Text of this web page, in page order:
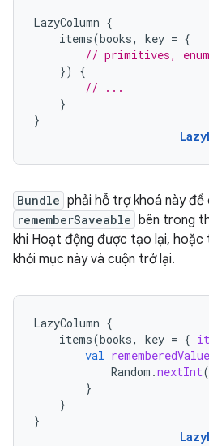
LazyColumn {
items(books, key = {
// primitives,
})
{
// ...
}
}
Bundle phải hỗ trợ khoá này
rememberSaveable bên trong
khi Hoạt động được tạo lại, hoặc
khỏi mục này và cuộn trở lại.
LazyColumn {
items(books, key = { it
val rememberedValue
Random .nextInt
}
}
}